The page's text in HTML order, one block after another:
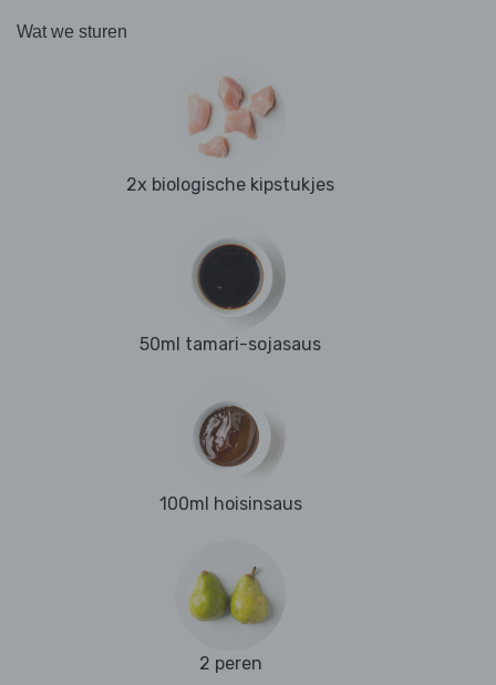
Wat we sturen
2x biologische kipstukjes
50ml tamari-sojasaus
100ml hoisinsaus
2 peren